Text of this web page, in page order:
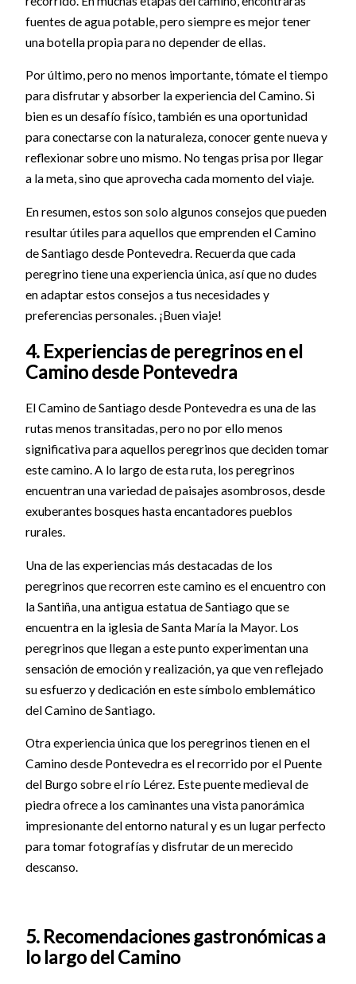
fuentes de agua potable, pero siempre es mejor tener
una botella propia para no depender de ellas.
Por último, pero no menos importante, tómate el tiempo
para disfrutar y absorber la experiencia del Camino. Si
bien es un desafío físico, también es una oportunidad
para conectarse con la naturaleza, conocer gente nueva y
reflexionar sobre uno mismo. No tengas prisa por llegar
a la meta, sino que aprovecha cada momento del viaje.
En resumen, estos son solo algunos consejos que pueden
resultar útiles para aquellos que emprenden el Camino
de Santiago desde Pontevedra. Recuerda que cada
peregrino tiene una experiencia única, así que no dudes
en adaptar estos consejos a tus necesidades y
preferencias personales. ¡Buen viaje!
4. Experiencias de peregrinos en el
Camino desde Pontevedra
El Camino de Santiago desde Pontevedra es una de las
rutas menos transitadas, pero no por ello menos
significativa para aquellos peregrinos que deciden tomar
este camino. A lo largo de esta ruta, los peregrinos
encuentran una variedad de paisajes asombrosos, desde
exuberantes bosques hasta encantadores pueblos
rurales.
Una de las experiencias más destacadas de los
peregrinos que recorren este camino es el encuentro con
la Santiña, una antigua estatua de Santiago que se
encuentra en la iglesia de Santa María la Mayor. Los
peregrinos que llegan a este punto experimentan una
sensación de emoción y realización, ya que ven reflejado
su esfuerzo y dedicación en este símbolo emblemático
del Camino de Santiago.
Otra experiencia única que los peregrinos tienen en el
Camino desde Pontevedra es el recorrido por el Puente
del Burgo sobre el río Lérez. Este puente medieval de
piedra ofrece a los caminantes una vista panorámica
impresionante del entorno natural y es un lugar perfecto
para tomar fotografías y disfrutar de un merecido
descanso.
5. Recomendaciones gastronómicas a
lo largo del Camino